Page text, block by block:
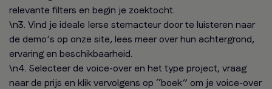
relevante filters en begin je zoektocht.
\n3. Vind je ideale Ierse stemacteur door te luisteren naar
de demo’s op onze site, lees meer over hun achtergrond,
ervaring en beschikbaarheid.
\n4. Selecteer de voice-over en het type project, vraag
naar de prijs en klik vervolgens op “boek” om je voice-over